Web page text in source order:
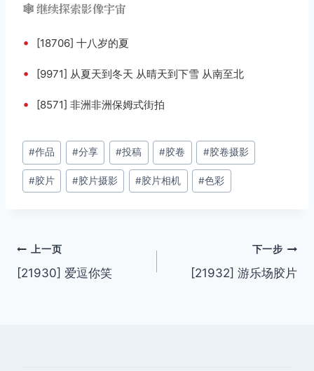
🕸️ 继续探索影像宇宙
• [18706] 十八岁的夏
• [9971] 从夏天到冬天 从晴天到下雪 从南至北
• [8571] 非洲非洲保姆式街拍
文
章
标
#作品 #分享 #投稿 #胶卷 #胶卷摄影
#胶片 #胶片摄影 #胶片相机 #色彩
文
章
上一页
[21930] 爱逗你笑
下一步
[21932] 游乐场胶片